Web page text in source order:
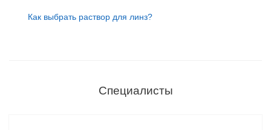
Как выбрать раствор для линз?
Специалисты